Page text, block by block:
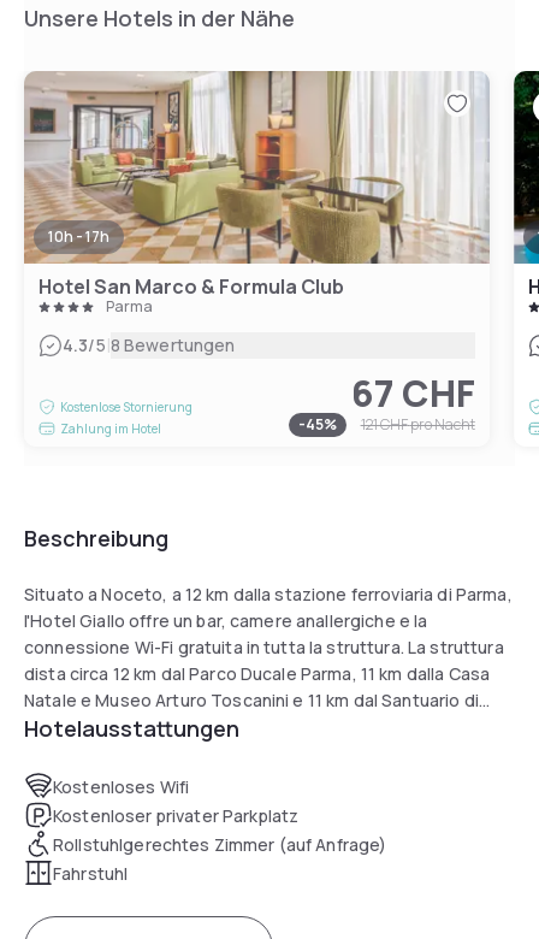
Unsere Hotels in der Nähe
10h - 17h
Hotel San Marco & Formula Club
Parma
4.3/5|8 Bewertungen
Kostenlose Stornierung
Zahlung im Hotel
67 CHF
-45% 121 CHFpro Nacht
Beschreibung
Situato a Noceto, a 12 km dalla stazione ferroviaria di Parma,
l'Hotel Giallo offre un bar, camere anallergiche e la
connessione Wi-Fi gratuita in tutta la struttura. La struttura
dista circa 12 km dal Parco Ducale Parma, 11 km dalla Casa
Natale e Museo Arturo Toscanini e 11 km dal Santuario di
Santa Maria della Steccata. La struttura è non fumatori e si
Troverete una scrivania in ogni alloggio. Tutte le camere
dell’hotel sono climatizzate e presentano un bagno privato
con bidet e set di cortesia, una TV a schermo piatto e, in
alcuni casi, una terrazza. A disposizione anche un armadio.
Hotelausstattungen
Kostenloses Wifi
Kostenloser privater Parkplatz
Rollstuhlgerechtes Zimmer (auf Anfrage)
Fahrstuhl